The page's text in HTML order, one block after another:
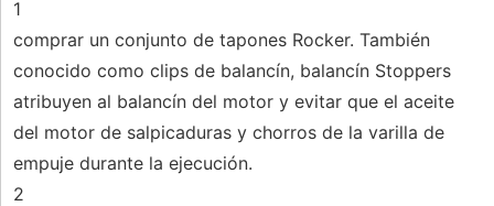
1
comprar un conjunto de tapones Rocker. También
conocido como clips de balancín, balancín Stoppers
atribuyen al balancín del motor y evitar que el aceite
del motor de salpicaduras y chorros de la varilla de
empuje durante la ejecución.
2